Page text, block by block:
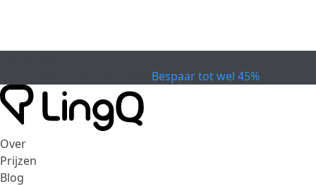
Bespaar tot wel 45%
Over
Prijzen
Blog